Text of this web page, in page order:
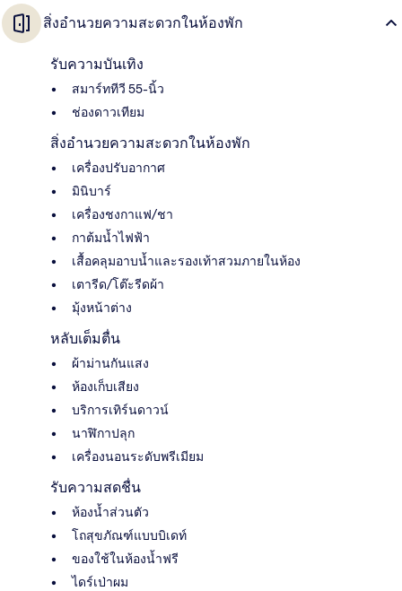
สิ่งอำนวยความสะดวกในห้องพัก
รับความบันเทิง
สมาร์ททีวี 55-นิ้ว
ช่องดาวเทียม
สิ่งอำนวยความสะดวกในห้องพัก
เครื่องปรับอากาศ
มินิบาร์
เครื่องชงกาแฟ/ชา
กาต้มน้ำไฟฟ้า
เสื้อคลุมอาบน้ำและรองเท้าสวมภายในห้อง
เตารีด/โต๊ะรีดผ้า
มุ้งหน้าต่าง
หลับเต็มตื่น
ผ้าม่านกันแสง
ห้องเก็บเสียง
บริการเทิร์นดาวน์
นาฬิกาปลุก
เครื่องนอนระดับพรีเมียม
รับความสดชื่น
ห้องน้ำส่วนตัว
โถสุขภัณฑ์แบบบิเดท์
ของใช้ในห้องน้ำฟรี
ไดร์เป่าผม